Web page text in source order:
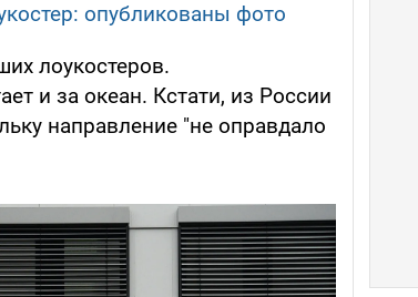
опубликованы фото
лоукостеров.
и за океан. Кстати, из России
направление "не оправдало